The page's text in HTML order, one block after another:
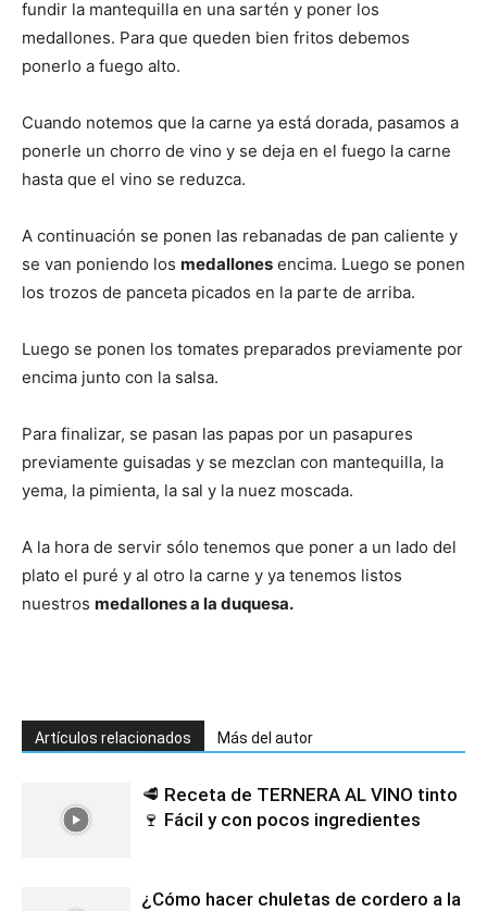
fundir la mantequilla en una sartén y poner los
medallones. Para que queden bien fritos debemos
ponerlo a fuego alto.
Cuando notemos que la carne ya está dorada, pasamos a
ponerle un chorro de vino y se deja en el fuego la carne
hasta que el vino se reduzca.
A continuación se ponen las rebanadas de pan caliente y
se van poniendo los medallones encima. Luego se ponen
los trozos de panceta picados en la parte de arriba.
Luego se ponen los tomates preparados previamente por
encima junto con la salsa.
Para finalizar, se pasan las papas por un pasapures
previamente guisadas y se mezclan con mantequilla, la
yema, la pimienta, la sal y la nuez moscada.
A la hora de servir sólo tenemos que poner a un lado del
plato el puré y al otro la carne y ya tenemos listos
nuestros medallones a la duquesa.
Artículos relacionados Más del autor
🥩 Receta de TERNERA AL VINO tinto
🍷 Fácil y con pocos ingredientes
¿Cómo hacer chuletas de cordero a la